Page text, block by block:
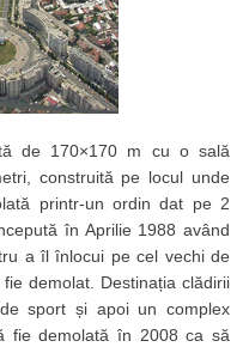
de 170×170 m cu o sală
construită pe locul unde
printr-un ordin dat pe 2
în Aprilie 1988 având
a îl înlocui pe cel vechi de
demolat. Destinația clădirii
sport și apoi un complex
fie demolată în 2008 ca să